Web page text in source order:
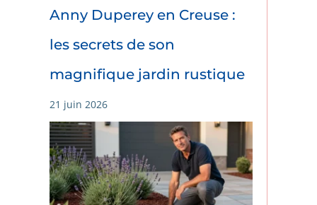
Anny Duperey en Creuse :
les secrets de son
magnifique jardin rustique
21 juin 2026